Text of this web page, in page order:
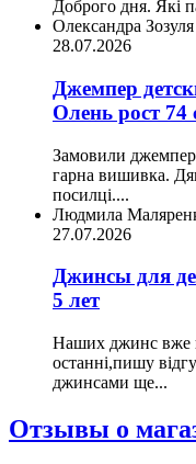
Доброго дня. Які
Олександра Зозуля
28.07.2026
Джемпер
Олень рост 74
Замовили
гарна вишивка.
посилці....
Людмила
27.07.2026
Джинсы для
5 лет
Наших джинс вже
останні,пишу
джинсами ще...
Отзывы о